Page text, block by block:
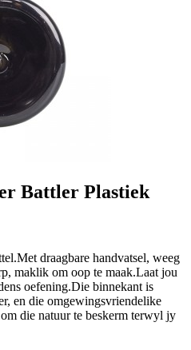
Battler Plastiek
draagbare handvatsel, weeg
maklik om oop te maak.Laat jou
oefening.Die binnekant is
en die omgewingsvriendelike
die natuur te beskerm terwyl jy